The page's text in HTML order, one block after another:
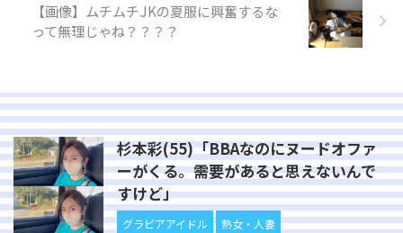
【画像】ムチムチJKの夏服に興奮するな
って無理じゃね？？？？
杉本彩(55)「BBAなのにヌードオファ
ーがくる。需要があると思えないんで
すけど」
グラビアアイドル 熟女・人妻